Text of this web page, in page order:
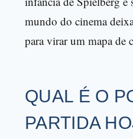
mundo do cinema
para virar um mapa de
QUAL É O
PARTIDA